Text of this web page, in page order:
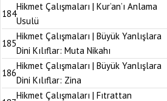
184
Hikmet Çalışmaları | Kur’an’ı Anlama
Usulü
185
Hikmet Çalışmaları | Büyük Yanlışlara
Dini Kılıflar: Muta Nikahı
186
Hikmet Çalışmaları | Büyük Yanlışlara
Dini Kılıflar: Zina
Hikmet Çalışmaları | Fıtrattan